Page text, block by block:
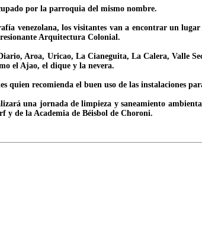
por la parroquia del mismo nombre.
venezolana, los visitantes van a encontrar un
Arquitectura Colonial.
Aroa, Uricao, La Cianeguita, La Calera, Valle
el Ajao, el dique y la nevera.
recomienda el buen uso de las instalaciones
una jornada de limpieza y saneamiento
y de la Academia de Béisbol de Choroni.